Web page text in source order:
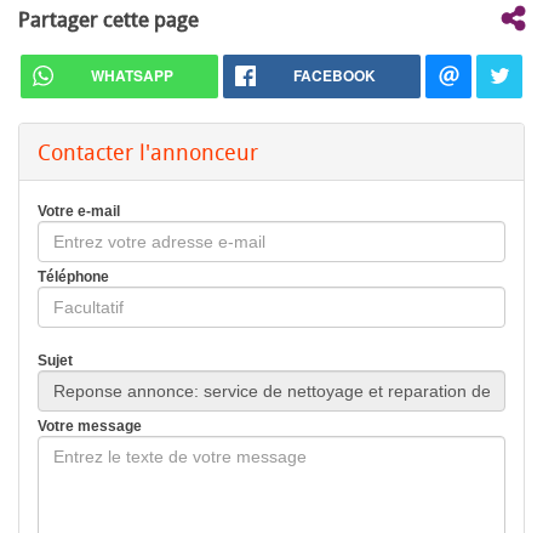
Partager cette page
WHATSAPP FACEBOOK
Contacter l'annonceur
Votre e-mail
Téléphone
Sujet
Votre message